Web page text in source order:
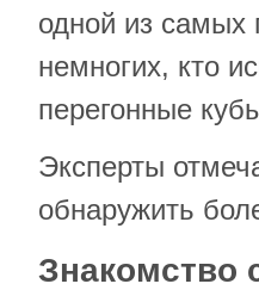
одной из самых
немногих, кто
перегонные
Эксперты
обнаружить
Знакомство